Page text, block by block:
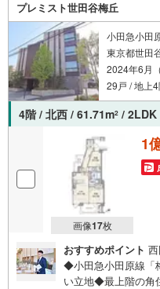
す。【ウィル不動
精通しており、社内
工実績多数のリフォ
日なし！
プレミスト世田谷梅丘
小田急小田
東京都世田
2024年6月
29戸 / 地上
4階 / 北西 / 61.71m2 / 2LDK
画像17枚
1
おすすめポイント
◆小田急小田原線「
い立地◆最上階の角